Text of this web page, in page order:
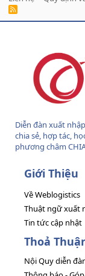
R
Diễn đàn xuất
chia sẻ, hợp tác,
phương châm
Giới Thiệu
Về Weblogistics
Thuật ngữ xuất
Tin tức cập nhật
Thoả
Nội Quy diễn